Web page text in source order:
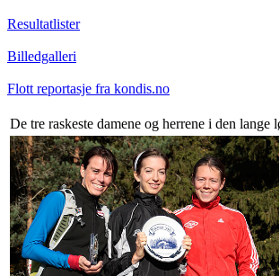
Resultatlister
Billedgalleri
Flott reportasje fra kondis.no
De tre raskeste damene og herrene i den lange